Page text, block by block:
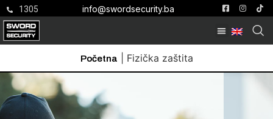
1305 info@swordsecurity.ba
Početna Fizička zaštita